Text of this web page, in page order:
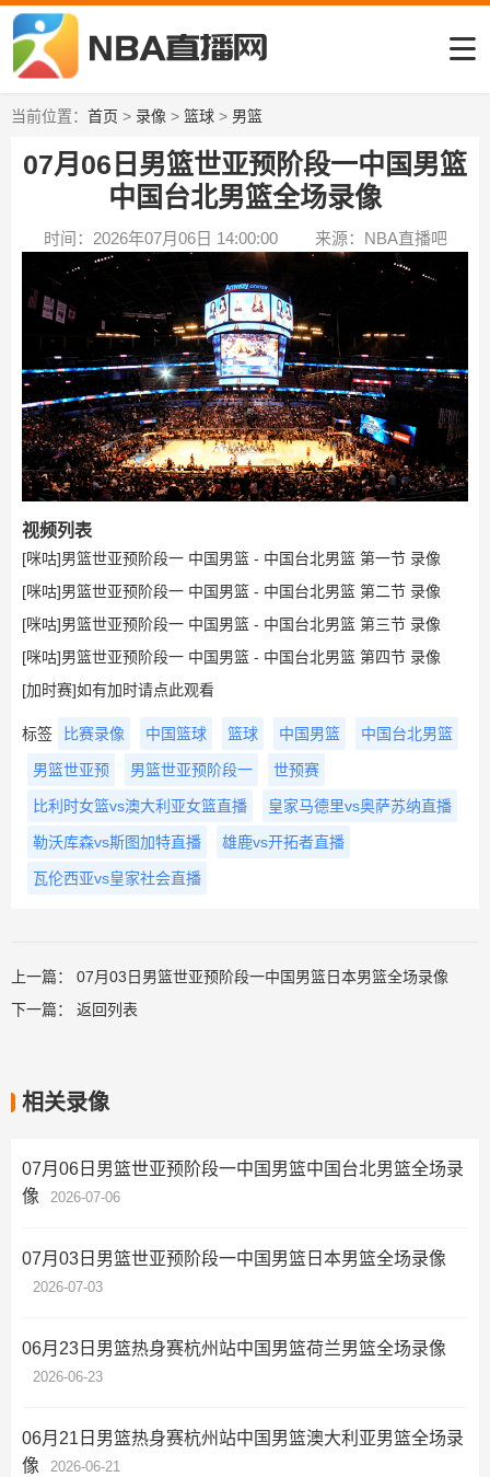
当前位置： 首页 > 录像 > 篮球 > 男篮
07月06日男篮世亚预阶段一中国男篮
中国台北男篮全场录像
时间：2026年07月06日 14:00:00 来源：NBA直播吧
视频列表
[咪咕]男篮世亚预阶段一 中国男篮 - 中国台北男篮 第一节 录像
[咪咕]男篮世亚预阶段一 中国男篮 - 中国台北男篮 第二节 录像
[咪咕]男篮世亚预阶段一 中国男篮 - 中国台北男篮 第三节 录像
[咪咕]男篮世亚预阶段一 中国男篮 - 中国台北男篮 第四节 录像
[加时赛]如有加时请点此观看
标签 比赛录像 中国篮球 篮球 中国男篮 中国台北男篮
男篮世亚预 男篮世亚预阶段一 世预赛
比利时女篮vs澳大利亚女篮直播 皇家马德里vs奥萨苏纳直播
勒沃库森vs斯图加特直播 雄鹿vs开拓者直播
瓦伦西亚vs皇家社会直播
上一篇： 07月03日男篮世亚预阶段一中国男篮日本男篮全场录像
下一篇： 返回列表
相关录像
07月06日男篮世亚预阶段一中国男篮中国台北男篮全场录
像
2026-07-06
07月03日男篮世亚预阶段一中国男篮日本男篮全场录像
2026-07-03
06月23日男篮热身赛杭州站中国男篮荷兰男篮全场录像
2026-06-23
06月21日男篮热身赛杭州站中国男篮澳大利亚男篮全场录
像
2026-06-21